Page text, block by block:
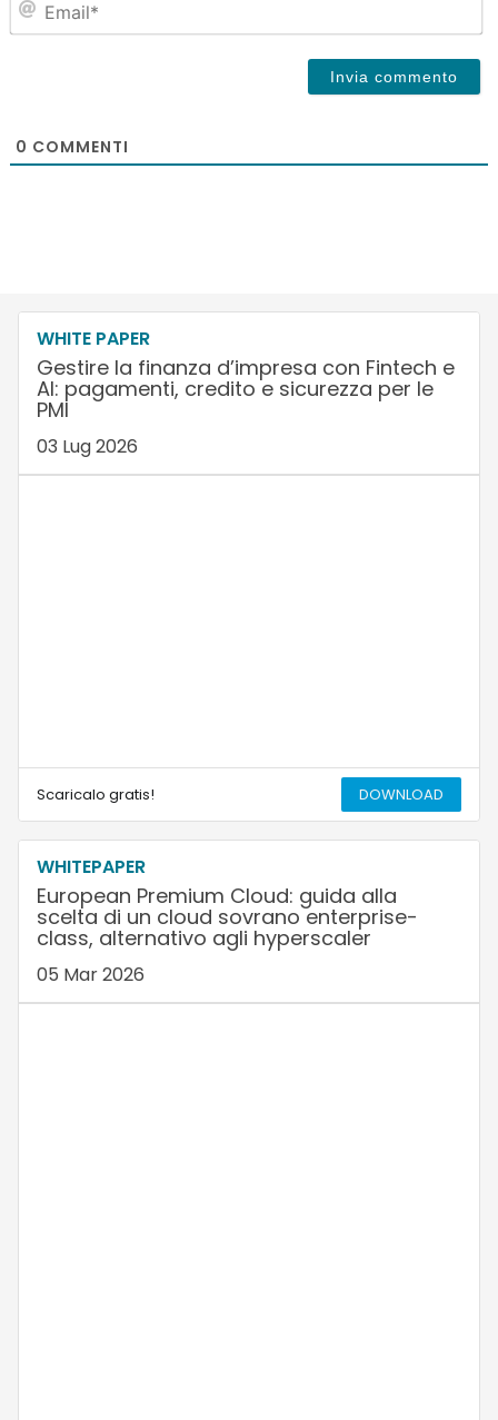
0 COMMENTI
WHITE PAPER
Gestire la finanza d’impresa con Fintech e
AI: pagamenti, credito e sicurezza per le
PMI
03 Lug 2026
Scaricalo gratis! DOWNLOAD
WHITEPAPER
European Premium Cloud: guida alla
scelta di un cloud sovrano enterprise-
class, alternativo agli hyperscaler
05 Mar 2026